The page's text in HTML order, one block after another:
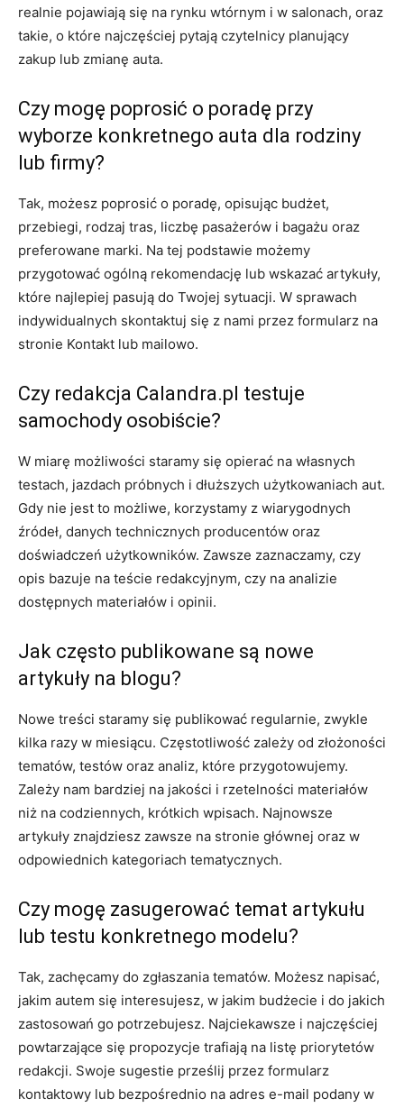
realnie pojawiają się na rynku wtórnym i w salonach, oraz
takie, o które najczęściej pytają czytelnicy planujący
zakup lub zmianę auta.
Czy mogę poprosić o poradę przy
wyborze konkretnego auta dla rodziny
lub firmy?
Tak, możesz poprosić o poradę, opisując budżet,
przebiegi, rodzaj tras, liczbę pasażerów i bagażu oraz
preferowane marki. Na tej podstawie możemy
przygotować ogólną rekomendację lub wskazać artykuły,
które najlepiej pasują do Twojej sytuacji. W sprawach
indywidualnych skontaktuj się z nami przez formularz na
stronie Kontakt lub mailowo.
Czy redakcja Calandra.pl testuje
samochody osobiście?
W miarę możliwości staramy się opierać na własnych
testach, jazdach próbnych i dłuższych użytkowaniach aut.
Gdy nie jest to możliwe, korzystamy z wiarygodnych
źródeł, danych technicznych producentów oraz
doświadczeń użytkowników. Zawsze zaznaczamy, czy
opis bazuje na teście redakcyjnym, czy na analizie
dostępnych materiałów i opinii.
Jak często publikowane są nowe
artykuły na blogu?
Nowe treści staramy się publikować regularnie, zwykle
kilka razy w miesiącu. Częstotliwość zależy od złożoności
tematów, testów oraz analiz, które przygotowujemy.
Zależy nam bardziej na jakości i rzetelności materiałów
niż na codziennych, krótkich wpisach. Najnowsze
artykuły znajdziesz zawsze na stronie głównej oraz w
odpowiednich kategoriach tematycznych.
Czy mogę zasugerować temat artykułu
lub testu konkretnego modelu?
Tak, zachęcamy do zgłaszania tematów. Możesz napisać,
jakim autem się interesujesz, w jakim budżecie i do jakich
zastosowań go potrzebujesz. Najciekawsze i najczęściej
powtarzające się propozycje trafiają na listę priorytetów
redakcji. Swoje sugestie prześlij przez formularz
kontaktowy lub bezpośrednio na adres e-mail podany w